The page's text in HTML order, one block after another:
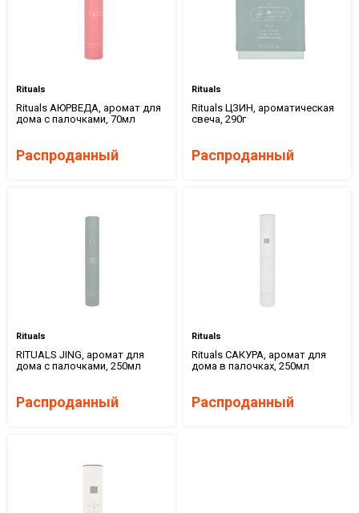
Rituals
Rituals АЮРВЕДА, аромат для
дома с палочками, 70мл
Распроданный
Rituals
Rituals ЦЗИН, ароматическая
свеча, 290г
Распроданный
Rituals
RITUALS JING, аромат для
дома с палочками, 250мл
Распроданный
Rituals
Rituals САКУРА, аромат для
дома в палочках, 250мл
Распроданный